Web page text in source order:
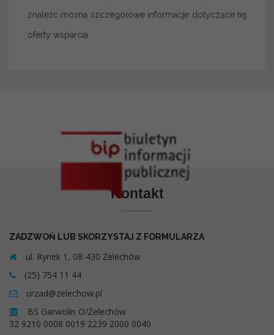
znaleźć można szczegółowe informacje dotyczące tej
oferty wsparcia.
Kontakt
ZADZWOŃ LUB SKORZYSTAJ Z FORMULARZA
ul. Rynek 1, 08-430 Żelechów
(25) 754 11 44
urzad@zelechow.pl
BS Garwolin O/Żelechów
32 9210 0008 0019 2239 2000 0040